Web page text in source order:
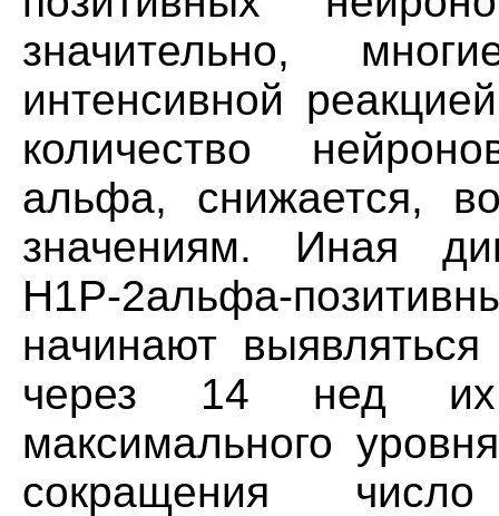
значительно,
интенсивной
количество
альфа, снижается,
значениям. Иная
Н1Р-2альфа-
начинают
через 14 нед их
максимального
сокращения число